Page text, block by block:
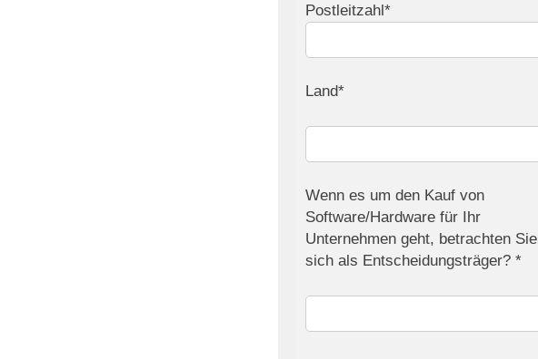
Postleitzahl*
Land*
Wenn es um den Kauf von
Software/Hardware für Ihr
Unternehmen geht, betrachten Sie
sich als Entscheidungsträger? *